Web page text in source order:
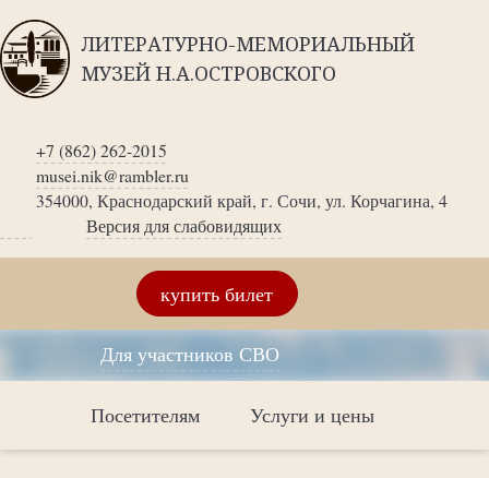
ЛИТЕРАТУРНО-МЕМОРИАЛЬНЫЙ
МУЗЕЙ Н.А.ОСТРОВСКОГО
+7 (862) 262-2015
musei.nik@rambler.ru
354000, Краснодарский край, г. Сочи, ул. Корчагина, 4
Версия для слабовидящих
купить билет
Для участников СВО
Посетителям Услуги и цены